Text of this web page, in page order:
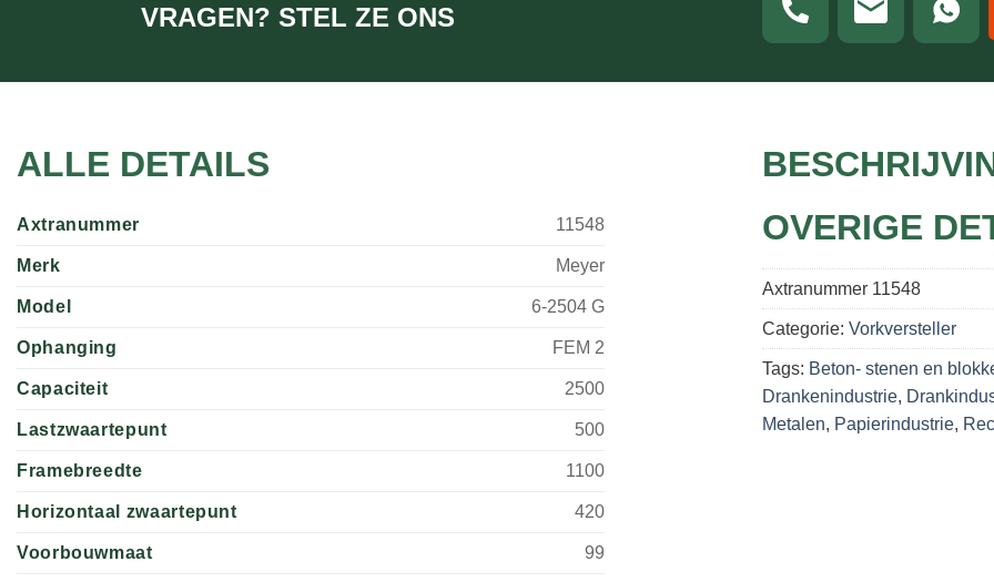
VRAGEN? STEL ZE ONS
ALLE DETAILS
Axtranummer 11548
Merk Meyer
Model 6-2504 G
Ophanging FEM 2
Capaciteit 2500
Lastzwaartepunt 500
Framebreedte 1100
Horizontaal zwaartepunt 420
Voorbouwmaat 99
OVERIGE
Axtranummer 11548
Categorie: Vorkversteller
Tags: Beton- stenen en
Drankenindustrie,
Metalen, Papierindustrie,